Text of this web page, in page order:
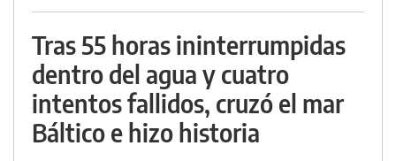
Tras 55 horas ininterrumpidas
dentro del agua y cuatro
intentos fallidos, cruzó el mar
Báltico e hizo historia